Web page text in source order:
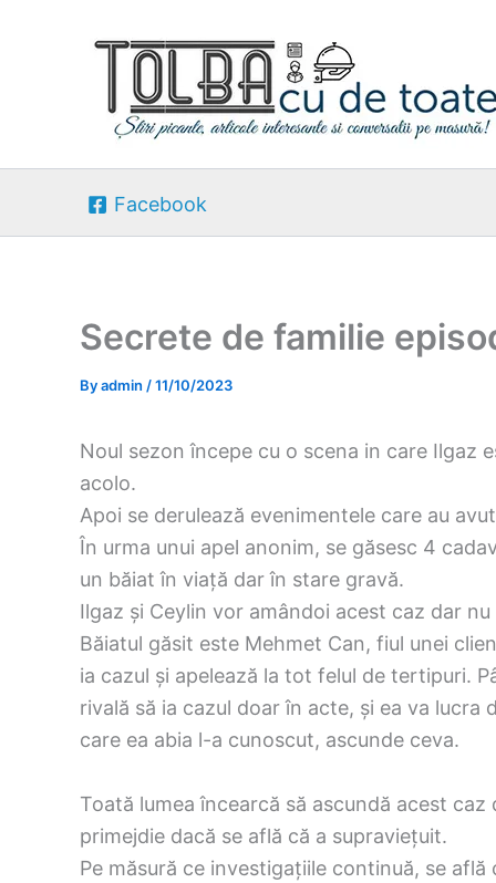
Facebook
Secrete de familie
Byadmin /11/10/2023
Noul sezon începe cu o scena in care Ilgaz
acolo.
Apoi se derulează evenimentele care au
În urma unui apel anonim, se găsesc 4
un băiat în viață dar în stare gravă.
Ilgaz și Ceylin vor amândoi acest caz dar
Băiatul găsit este Mehmet Can, fiul unei
ia cazul și apelează la tot felul de tertipuri.
rivală să ia cazul doar în acte, și ea va
care ea abia l-a cunoscut, ascunde ceva.
Toată lumea încearcă să ascundă acest
primejdie dacă se află că a supraviețuit.
Pe măsură ce investigațiile continuă, se